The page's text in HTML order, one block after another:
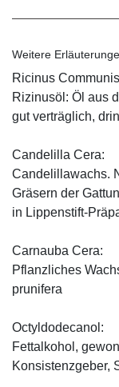
Weitere
Ricinus
Rizinusöl: Öl aus
gut verträglich,
Candelilla Cera:
Candelillawachs.
Gräsern der
in Lippenstift-
Carnauba Cera:
Pflanzliches
prunifera
Octyldodecanol:
Fettalkohol,
Konsistenzgeber,